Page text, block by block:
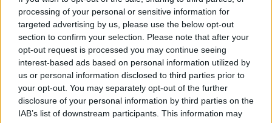
processing of your personal or sensitive information for
targeted advertising by us, please use the below opt-out
section to confirm your selection. Please note that after your
opt-out request is processed you may continue seeing
interest-based ads based on personal information utilized by
us or personal information disclosed to third parties prior to
your opt-out. You may separately opt-out of the further
disclosure of your personal information by third parties on the
IAB’s list of downstream participants. This information may